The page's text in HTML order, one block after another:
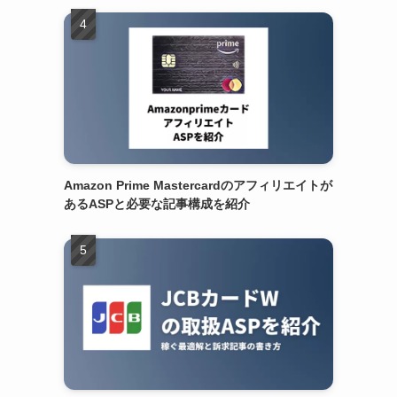
Amazon Prime Mastercardのアフィリエイトが
あるASPと必要な記事構成を紹介